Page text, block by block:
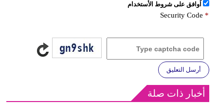
اُوافق على شروط الأستخدام
Security Code *
أرسل التعليق
أخبار ذات صلة